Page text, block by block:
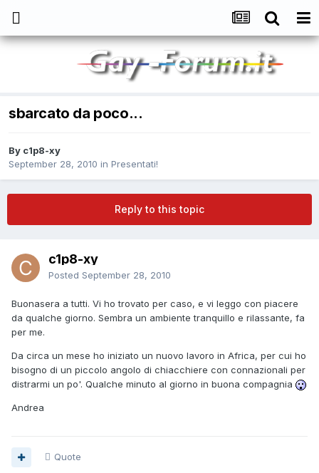
sbarcato da poco...
By c1p8-xy
September 28, 2010 in Presentati!
Reply to this topic
c1p8-xy
Posted September 28, 2010
Buonasera a tutti. Vi ho trovato per caso, e vi leggo con piacere
da qualche giorno. Sembra un ambiente tranquillo e rilassante, fa
per me.
Da circa un mese ho iniziato un nuovo lavoro in Africa, per cui ho
bisogno di un piccolo angolo di chiacchiere con connazionali per
distrarmi un po'. Qualche minuto al giorno in buona compagnia
Andrea
Quote